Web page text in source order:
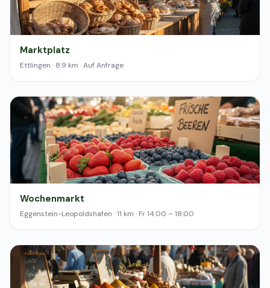
Marktplatz
Ettlingen · 8.9 km · Auf Anfrage
Wochenmarkt
Eggenstein-Leopoldshafen · 11 km · Fr 14:00 – 18:00